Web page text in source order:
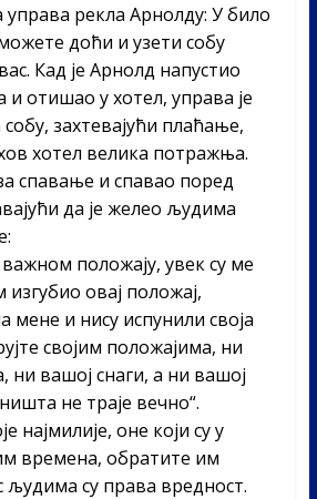
управа рекла Арнолду: У било
доћи и узети собу
Кад је Арнолд напустио
и отишао у хотел, управа је
захтевајући плаћање,
хотел велика потражња.
спавање и спавао поред
да је желео људима
положају, увек су ме
изгубио овај положај,
мене и нису испунили своја
својим положајима, ни
ни вашој снаги, а ни вашој
не траје вечно“.
најмилије, оне који су у
времена, обратите им
су права вредност.